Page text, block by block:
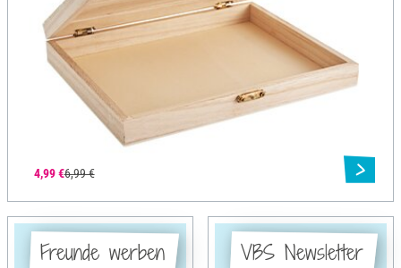
4,99 €6,99 €
Freunde werben VBS Newsletter